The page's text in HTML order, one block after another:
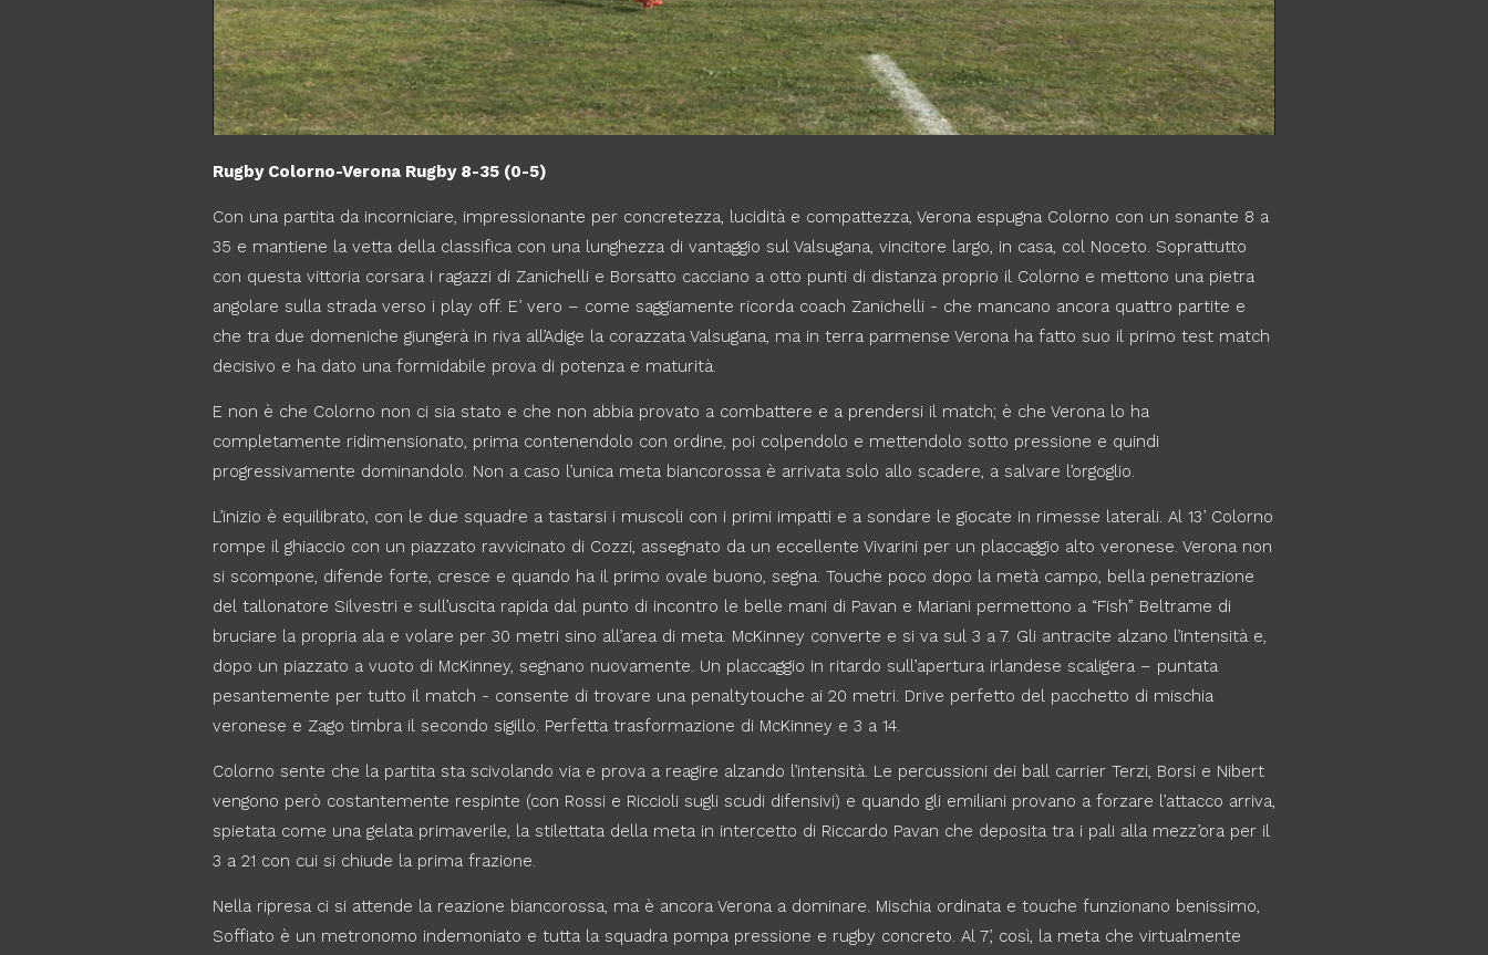
Rugby Colorno-Verona Rugby 8-35 (0-5)
Con una partita da incorniciare, impressionante per concretezza, lucidità e compattezza, Verona espugna Colorno con un sonante 8 a
35 e mantiene la vetta della classifica con una lunghezza di vantaggio sul Valsugana, vincitore largo, in casa, col Noceto. Soprattutto
con questa vittoria corsara i ragazzi di Zanichelli e Borsatto cacciano a otto punti di distanza proprio il Colorno e mettono una pietra
angolare sulla strada verso i play off. E’ vero – come saggiamente ricorda coach Zanichelli - che mancano ancora quattro partite e
che tra due domeniche giungerà in riva all’Adige la corazzata Valsugana, ma in terra parmense Verona ha fatto suo il primo test match
decisivo e ha dato una formidabile prova di potenza e maturità.
E non è che Colorno non ci sia stato e che non abbia provato a combattere e a prendersi il match; è che Verona lo ha
completamente ridimensionato, prima contenendolo con ordine, poi colpendolo e mettendolo sotto pressione e quindi
progressivamente dominandolo. Non a caso l’unica meta biancorossa è arrivata solo allo scadere, a salvare l’orgoglio.
L’inizio è equilibrato, con le due squadre a tastarsi i muscoli con i primi impatti e a sondare le giocate in rimesse laterali. Al 13’ Colorno
rompe il ghiaccio con un piazzato ravvicinato di Cozzi, assegnato da un eccellente Vivarini per un placcaggio alto veronese. Verona non
si scompone, difende forte, cresce e quando ha il primo ovale buono, segna. Touche poco dopo la metà campo, bella penetrazione
del tallonatore Silvestri e sull’uscita rapida dal punto di incontro le belle mani di Pavan e Mariani permettono a “Fish” Beltrame di
bruciare la propria ala e volare per 30 metri sino all’area di meta. McKinney converte e si va sul 3 a 7. Gli antracite alzano l’intensità e,
dopo un piazzato a vuoto di McKinney, segnano nuovamente. Un placcaggio in ritardo sull’apertura irlandese scaligera – puntata
pesantemente per tutto il match - consente di trovare una penaltytouche ai 20 metri. Drive perfetto del pacchetto di mischia
veronese e Zago timbra il secondo sigillo. Perfetta trasformazione di McKinney e 3 a 14.
Colorno sente che la partita sta scivolando via e prova a reagire alzando l’intensità. Le percussioni dei ball carrier Terzi, Borsi e Nibert
vengono però costantemente respinte (con Rossi e Riccioli sugli scudi difensivi) e quando gli emiliani provano a forzare l’attacco arriva,
spietata come una gelata primaverile, la stilettata della meta in intercetto di Riccardo Pavan che deposita tra i pali alla mezz’ora per il
3 a 21 con cui si chiude la prima frazione.
Nella ripresa ci si attende la reazione biancorossa, ma è ancora Verona a dominare. Mischia ordinata e touche funzionano benissimo,
Soffiato è un metronomo indemoniato e tutta la squadra pompa pressione e rugby concreto. Al 7’, così, la meta che virtualmente